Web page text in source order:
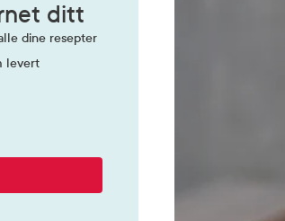
ditt
dine resepter
levert